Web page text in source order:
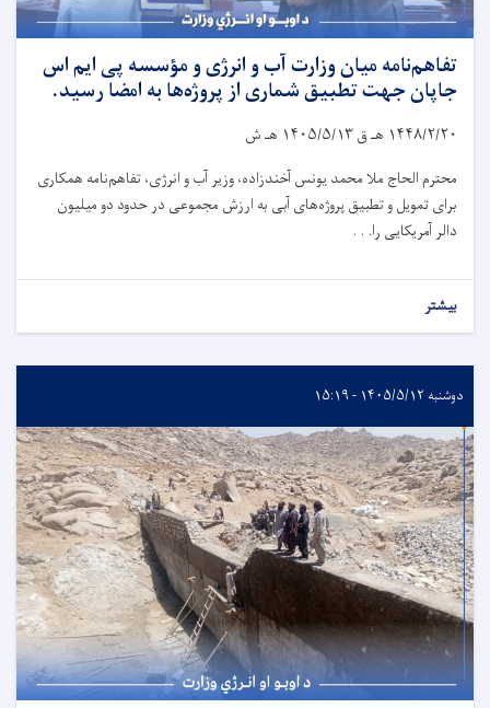
تفاهم‌نامه میان وزارت آب و انرژی و مؤسسه پی ایم اس
جاپان جهت تطبیق شماری از پروژه‌ها به امضا رسید.
۱۴۴۸/۲/۲۰ هـ ق۱۴۰۵/۵/۱۳ هـ ش
محترم الحاج ملا محمد یونس آخندزاده، وزیر آب و انرژی، تفاهم‌نامه همکاری
برای تمویل و تطبیق پروژه‌های آبی به ارزش مجموعی در حدود دو میلیون
دالر آمریکایی را. . .
بیشتر
دوشنبه ۱۴۰۵/۵/۱۲ - ۱۵:۱۹